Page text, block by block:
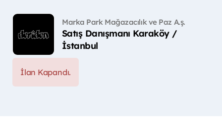
Marka Park Mağazacılık ve Paz A.ş.
Satış Danışmanı Karaköy /
İstanbul
İlan Kapandı.